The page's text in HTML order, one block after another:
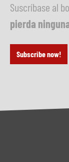
Suscríbase al
pierda
Subscribe now!